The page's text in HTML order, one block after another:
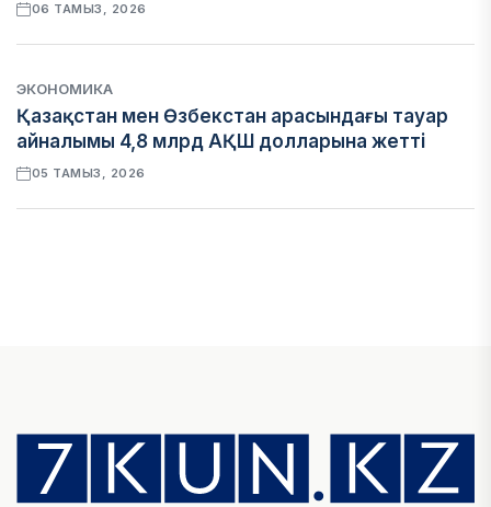
06 ТАМЫЗ, 2026
ЭКОНОМИКА
Қазақстан мен Өзбекстан арасындағы тауар
айналымы 4,8 млрд АҚШ долларына жетті
05 ТАМЫЗ, 2026
БИЛІК
«Бәйтерек» холдингінің инвестициялық және
кредиттік портфелі 14,3 трлн теңгеге жетті